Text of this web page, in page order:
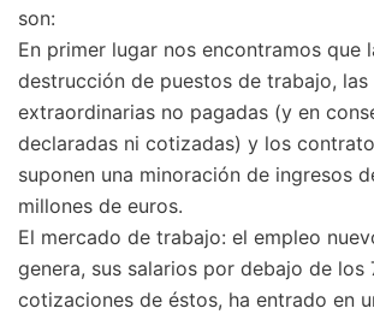
son:
En primer lugar nos encontramos que
destrucción de puestos de trabajo, las
extraordinarias no pagadas (y en
declaradas ni cotizadas) y los
suponen una minoración de ingresos
millones de euros.
El mercado de trabajo: el empleo
genera, sus salarios por debajo de los
cotizaciones de éstos, ha entrado en